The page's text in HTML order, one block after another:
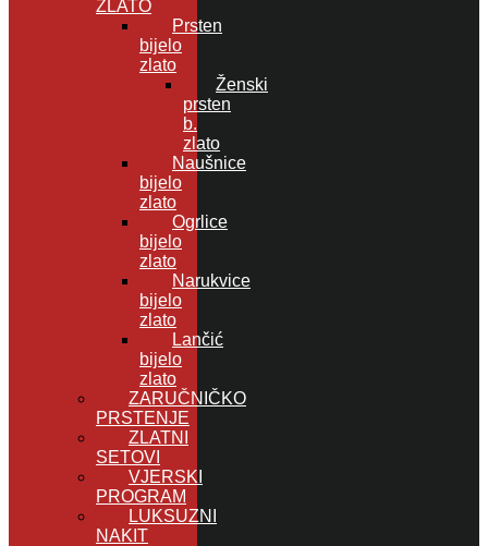
ZLATO
Prsten
bijelo
zlato
Ženski
prsten
b.
zlato
Naušnice
bijelo
zlato
Ogrlice
bijelo
zlato
Narukvice
bijelo
zlato
Lančić
bijelo
zlato
ZARUČNIČKO
PRSTENJE
ZLATNI
SETOVI
VJERSKI
PROGRAM
LUKSUZNI
NAKIT